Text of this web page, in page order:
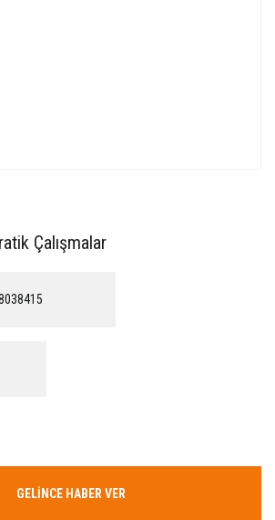
Çalışmalar
GELİNCE HABER VER